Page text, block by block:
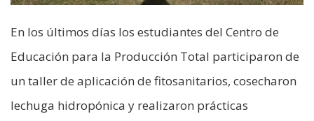
En los últimos días los estudiantes del Centro de
Educación para la Producción Total participaron de
un taller de aplicación de fitosanitarios, cosecharon
lechuga hidropónica y realizaron prácticas